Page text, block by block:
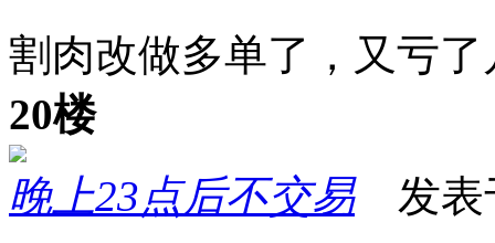
割肉改做多单了，又亏
20楼
晚上23点后不交易发表